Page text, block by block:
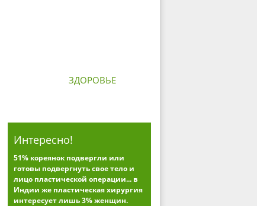
ЗДОРОВЬЕ
Интересно!
51% кореянок подвергли или
готовы подвергнуть свое тело и
лицо пластической операции... в
Индии же пластическая хирургия
интересует лишь 3% женщин.